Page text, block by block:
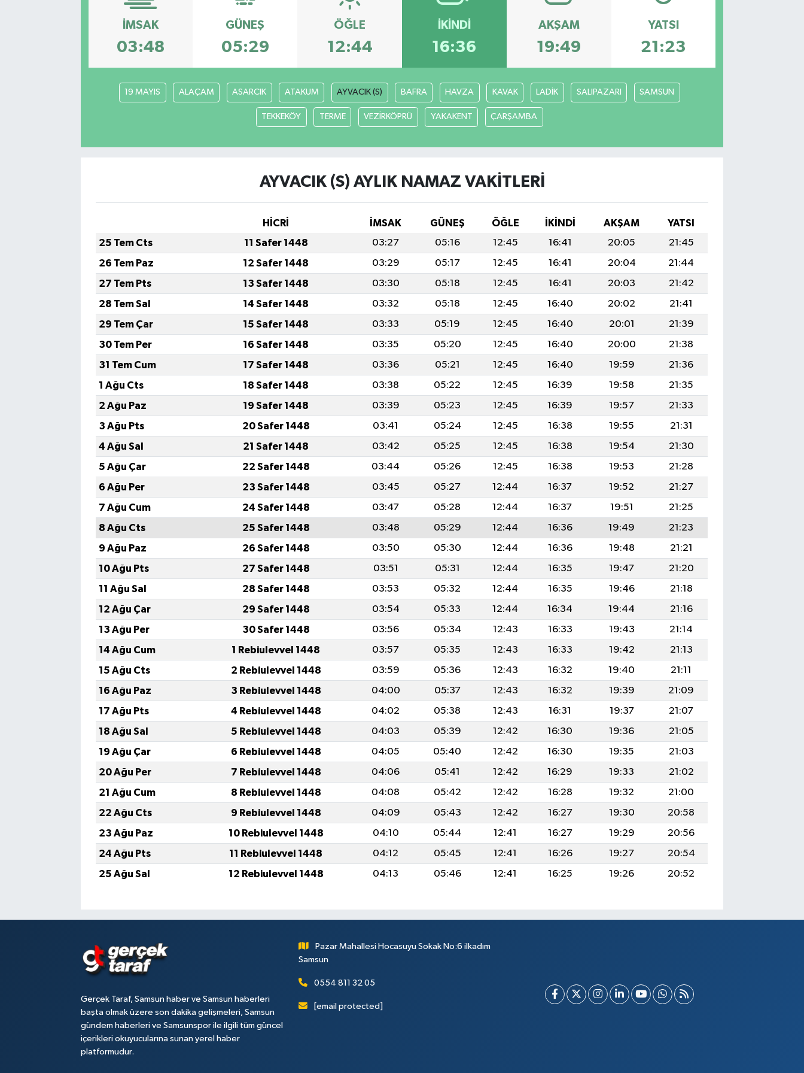
İMSAK
03:48
GÜNEŞ
05:29
ÖĞLE
12:44
İKINDI
16:36
AKŞAM
19:49
YATSI
21:23
19 MAYIS ALAÇAM ASARCIK ATAKUM AYVACIK (S) BAFRA HAVZA KAVAK LADİK SALIPAZARI SAMSUN
TEKKEKÖY TERME VEZİRKÖPRÜ YAKAKENT ÇARŞAMBA
AYVACIK (S) AYLIK NAMAZ VAKITLERI
HİCRİ İMSAK GÜNEŞ ÖĞLE İKINDI AKŞAM
YATSI
25 Tem Cts
11 Safer 1448 03:27 05:16 12:45 16:41 20:05
21:45
26 Tem Paz
12 Safer 1448 03:29 05:17 12:45 16:41 20:04
21:44
27 Tem Pts
13 Safer 1448 03:30 05:18 12:45 16:41 20:03
21:42
28 Tem Sal
14 Safer 1448 03:32 05:18 12:45 16:40 20:02
21:41
29 Tem Çar
15 Safer 1448 03:33 05:19 12:45 16:40 20:01
21:39
30 Tem Per
16 Safer 1448 03:35 05:20 12:45 16:40 20:00
21:38
31 Tem Cum
17 Safer 1448 03:36 05:21 12:45 16:40 19:59
21:36
1 Ağu Cts
18 Safer 1448 03:38 05:22 12:45 16:39 19:58
21:35
2 Ağu Paz
19 Safer 1448 03:39 05:23 12:45 16:39 19:57
21:33
3 Ağu Pts
20 Safer 1448 03:41 05:24 12:45 16:38 19:55
21:31
4 Ağu Sal
21 Safer 1448 03:42 05:25 12:45 16:38 19:54
21:30
5 Ağu Çar
22 Safer 1448 03:44 05:26 12:45 16:38 19:53
21:28
6 Ağu Per
23 Safer 1448 03:45 05:27 12:44 16:37 19:52
21:27
7 Ağu Cum
24 Safer 1448 03:47 05:28 12:44 16:37 19:51
21:25
8 Ağu Cts
25 Safer 1448 03:48 05:29 12:44 16:36 19:49
21:23
9 Ağu Paz
26 Safer 1448 03:50 05:30 12:44 16:36 19:48
21:21
10 Ağu Pts
27 Safer 1448 03:51 05:31 12:44 16:35 19:47
21:20
11 Ağu Sal
28 Safer 1448 03:53 05:32 12:44 16:35 19:46
21:18
12 Ağu Çar
29 Safer 1448 03:54 05:33 12:44 16:34 19:44
21:16
13 Ağu Per
30 Safer 1448 03:56 05:34 12:43 16:33 19:43
21:14
14 Ağu Cum
1 Rebiulevvel 1448 03:57 05:35 12:43 16:33 19:42
21:13
15 Ağu Cts
2 Rebiulevvel 1448 03:59 05:36 12:43 16:32 19:40
21:11
16 Ağu Paz
3 Rebiulevvel 1448 04:00 05:37 12:43 16:32 19:39
21:09
17 Ağu Pts
4 Rebiulevvel 1448 04:02 05:38 12:43 16:31 19:37
21:07
18 Ağu Sal
5 Rebiulevvel 1448 04:03 05:39 12:42 16:30 19:36
21:05
19 Ağu Çar
6 Rebiulevvel 1448 04:05 05:40 12:42 16:30 19:35
21:03
20 Ağu Per
7 Rebiulevvel 1448 04:06 05:41 12:42 16:29 19:33
21:02
21 Ağu Cum
8 Rebiulevvel 1448 04:08 05:42 12:42 16:28 19:32
21:00
22 Ağu Cts
9 Rebiulevvel 1448 04:09 05:43 12:42 16:27 19:30
20:58
23 Ağu Paz
10 Rebiulevvel 1448 04:10 05:44 12:41 16:27 19:29
20:56
24 Ağu Pts
11 Rebiulevvel 1448 04:12 05:45 12:41 16:26 19:27
20:54
25 Ağu Sal
12 Rebiulevvel 1448 04:13 05:46 12:41 16:25 19:26 20:52
Gerçek Taraf, Samsun haber ve Samsun haberleri
başta olmak üzere son dakika gelişmeleri, Samsun
gündem haberleri ve Samsunspor ile ilgili tüm güncel
içerikleri okuyucularına sunan yerel haber
platformudur.
Pazar Mahallesi Hocasuyu Sokak No:6 ilkadım
Samsun
0554 811 32 05
[email protected]